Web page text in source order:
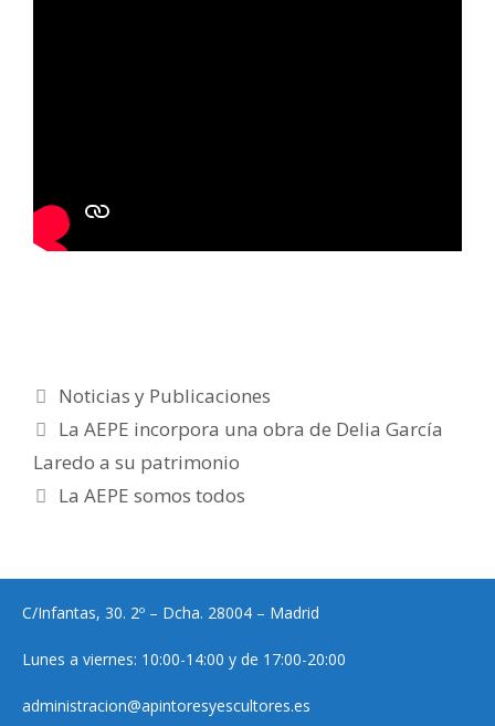
Categorías
Noticias y Publicaciones
La AEPE incorpora una obra de Delia García
Laredo a su patrimonio
La AEPE somos todos
C/Infantas, 30. 2º – Dcha. 28004 – Madrid
Lunes a viernes: 10:00-14:00 y de 17:00-20:00
administracion@apintoresyescultores.es